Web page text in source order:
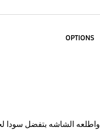
OPTIONS
واطلعه الشاشه بتفضل سودا